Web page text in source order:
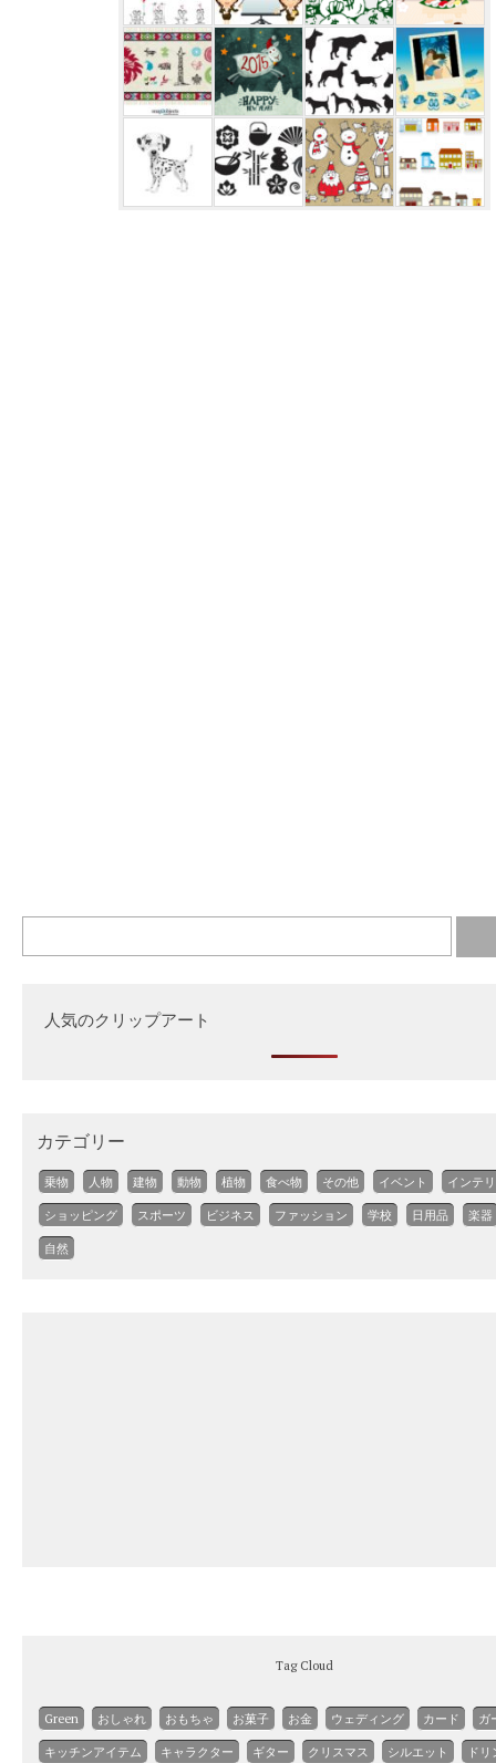
人気のクリップアート
カテゴリー
乗物 人物 建物 動物 植物 食べ物 その他 イベント インテ
ショッピング スポーツ ビジネス ファッション 学校 日用品 楽器
自然
Tag Cloud
Green おしゃれ おもちゃ お菓子 お金 ウェディング カード ガ
キッチンアイテム キャラクター ギター クリスマス シルエット ド